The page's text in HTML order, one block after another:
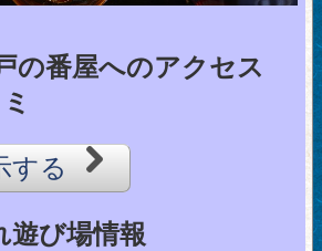
の番屋へのアクセス
する
遊び場情報